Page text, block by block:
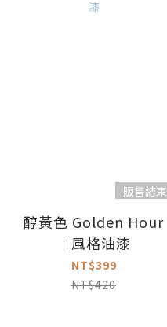
販售結束
醇黃色 Golden Hour
｜風格油漆
NT$399
NT$420